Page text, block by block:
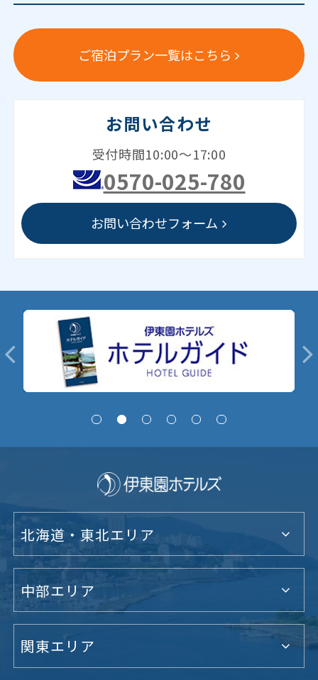
ご宿泊プラン一覧はこちら
お問い合わせ
受付時間10:00～17:00
0570-025-780
お問い合わせフォーム
北海道・東北エリア
中部エリア
関東エリア